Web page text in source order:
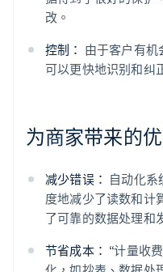
改。
控制： 由于客户有
可以更快地识别和纠
为商家带来的
减少错误： 自动化系
度地减少了读数和计
了可靠的数据处理和
节省成本： “计量收